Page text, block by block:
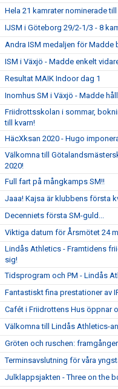
Hela 21 kamrater nominerade
IJSM i Göteborg 29/2-1/3 - 8
Andra ISM medaljen för Madde
ISM i Växjö - Madde enkelt
Resultat MAIK Indoor dag 1
Inomhus SM i Växjö - Madde
Friidrottsskolan i sommar,
till kvarn!
HäcXksan 2020 - Hugo
Välkomna till
2020!
Full fart på mångkamps SM!!
Jaaa! Kajsa är klubbens första
Decenniets första SM-guld...
Viktiga datum för Årsmötet 24
Lindås Athletics - Framtidens
sig!
Tidsprogram och PM - Lindås
Fantastiskt fina prestationer av
Cafét i Friidrottens Hus öppnar
Välkomna till Lindås Athletics-
Gröten och ruschen:
Terminsavslutning för våra
Julklappsjakten - Three on the